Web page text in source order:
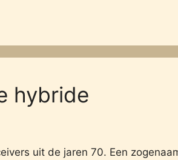
hybride
uit de jaren 70. Een